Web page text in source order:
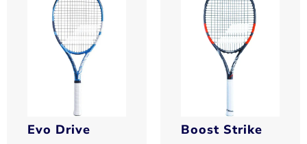
Evo Drive Boost Strike